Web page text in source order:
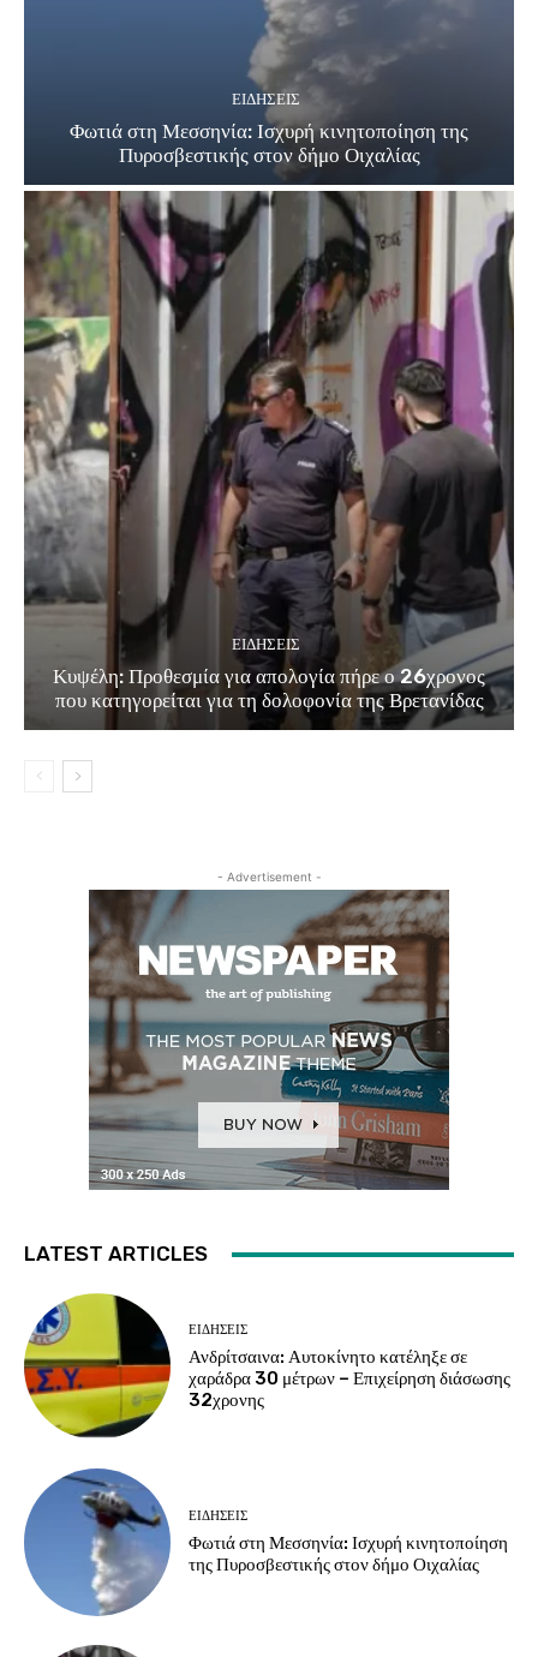
ΕΙΔΗΣΕΙΣ
Φωτιά στη Μεσσηνία: Ισχυρή κινητοποίηση της
Πυροσβεστικής στον δήμο Οιχαλίας
ΕΙΔΗΣΕΙΣ
Κυψέλη: Προθεσμία για απολογία πήρε ο 26χρονος
που κατηγορείται για τη δολοφονία της Βρετανίδας
- Advertisement -
LATEST ARTICLES
ΕΙΔΗΣΕΙΣ
Ανδρίτσαινα: Αυτοκίνητο κατέληξε σε
χαράδρα 30 μέτρων – Επιχείρηση διάσωσης
32χρονης
ΕΙΔΗΣΕΙΣ
Φωτιά στη Μεσσηνία: Ισχυρή κινητοποίηση
της Πυροσβεστικής στον δήμο Οιχαλίας